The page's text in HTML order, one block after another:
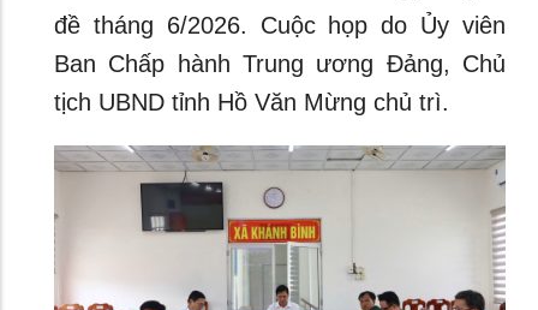
đề tháng 6/2026. Cuộc họp do Ủy viên
Ban Chấp hành Trung ương Đảng, Chủ
tịch UBND tỉnh Hồ Văn Mừng chủ trì.